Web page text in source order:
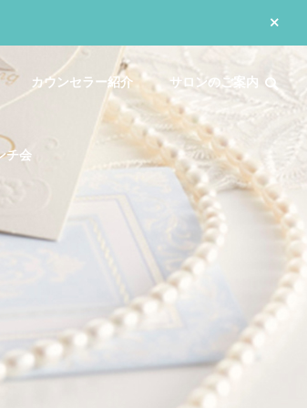
カウンセラー紹介 サロンのご案内
チ会